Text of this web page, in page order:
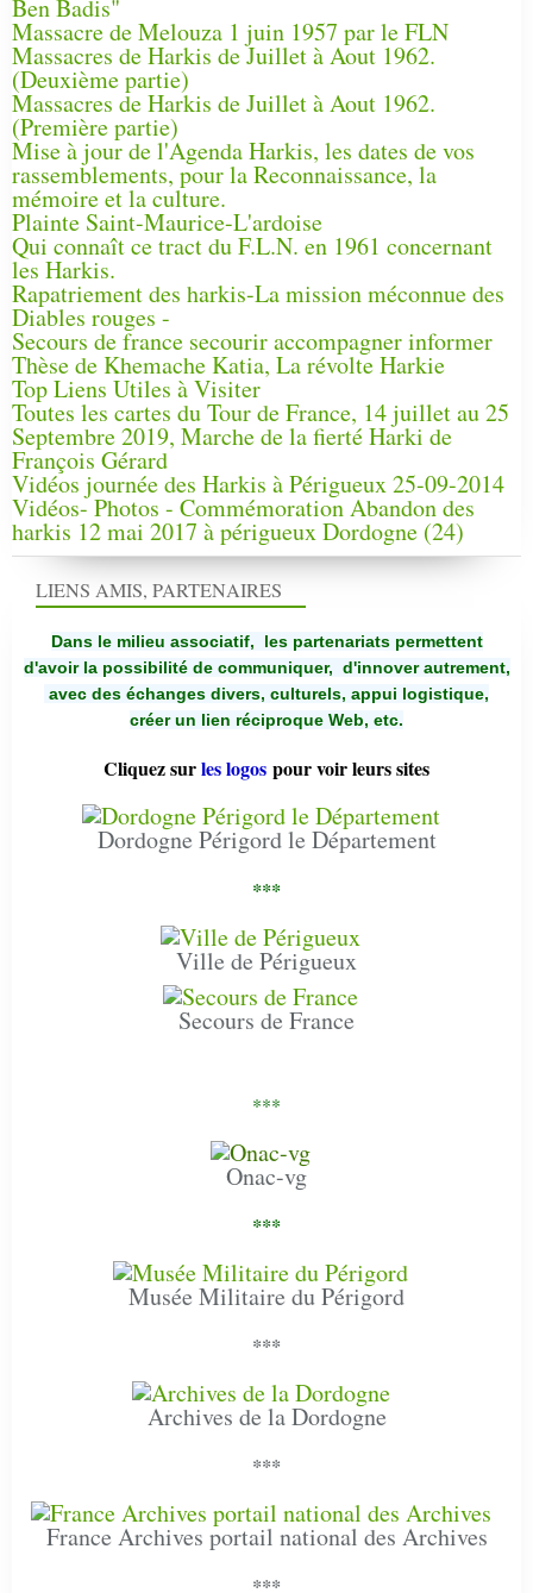
Ben Badis"
Massacre de Melouza 1 juin 1957 par le FLN
Massacres de Harkis de Juillet à Aout 1962.
(Deuxième partie)
Massacres de Harkis de Juillet à Aout 1962.
(Première partie)
Mise à jour de l'Agenda Harkis, les dates de vos
rassemblements, pour la Reconnaissance, la
mémoire et la culture.
Plainte Saint-Maurice-L'ardoise
Qui connaît ce tract du F.L.N. en 1961 concernant
les Harkis.
Rapatriement des harkis-La mission méconnue des
Diables rouges -
Secours de france secourir accompagner informer
Thèse de Khemache Katia, La révolte Harkie
Top Liens Utiles à Visiter
Toutes les cartes du Tour de France, 14 juillet au 25
Septembre 2019, Marche de la fierté Harki de
François Gérard
Vidéos journée des Harkis à Périgueux 25-09-2014
Vidéos- Photos - Commémoration Abandon des
harkis 12 mai 2017 à périgueux Dordogne (24)
LIENS AMIS, PARTENAIRES
Dans le milieu associatif, les partenariats permettent
d'avoir la possibilité de communiquer, d'innover autrement,
avec des échanges divers, culturels, appui logistique,
créer un lien réciproque Web, etc.
Cliquez surles logos pour voir leurs sites
Dordogne Périgord le Département
***
Ville de Périgueux
Secours de France
***
Onac-vg
***
Musée Militaire du Périgord
***
Archives de la Dordogne
***
France Archives portail national des Archives
***